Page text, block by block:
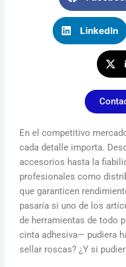
LinkedIn
En el competitivo
cada detalle importa.
accesorios hasta la
profesionales como
que garanticen
pasaría si uno de los
de herramientas de todo
cinta adhesiva— pudiera
sellar roscas? ¿Y si